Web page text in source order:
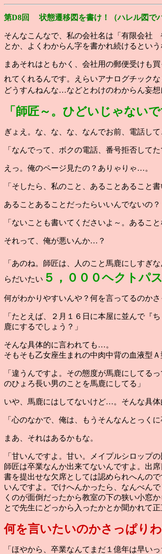
第D8回 状態遷移図を書け！（ハレル図で
そんなこんなで、私の会社名は「有限会社
とか、よくわからん字を書かれ続けるとい
まあそれはともかく、会社用の郵便受けも
れてくれるんです。えらいアナログチックな
どうすんねんな…などとわけのわからん妄
「師匠～。ひどいじゃないで
ぎょえ。な、な、な、なんでお前、電話して
「なんでって、ボクの電話、番号拒否して
えっ。俺のページ見たの？ありゃりゃ…。
「そしたら、私のこと、あることあること
あることあることだったらいいんでないの？
「ないことも書いてくださいよ～。あるこ
それって、俺が悪いんか…？
「あのね。師匠は、人のこと馬鹿にしすぎ
らだいたい ５，０００ヘクトパ
何がわかりやすいんや？何を言ってるのかさ
「たとえば、２月１６日に本屋に並んで『
鹿にするでしょう？」
そんな具体的に言われても…。
そもそも乙女座生まれの中肉中背の血液型
「違うんですよ。その態度が馬鹿にしてる
のひょろ長い男のことを馬鹿にしてる」
いや、馬鹿にはしてないけど…。そんな具
「心のなかで、俺は、もうそんなんとっく
まあ、それはあるかもな。
「甘いんですよ。甘い。メイプルシロップ
師匠は卒業なんか出来てないんですよ。出
書を提出せな欠席としては認められへんの
いんですよ。でけへんかったら、なんべん
くのが面倒だったから教室の下の狭い小窓
とで先生にどっから入ったかとか聞かれて
何を言いたいのかさっぱりわ
「ほやから、卒業なんてまだ１億年は早い